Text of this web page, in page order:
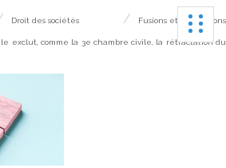
Droit des sociétés Fusions et acquisitions
exclut, comme la 3e chambre civile, la rétractation du